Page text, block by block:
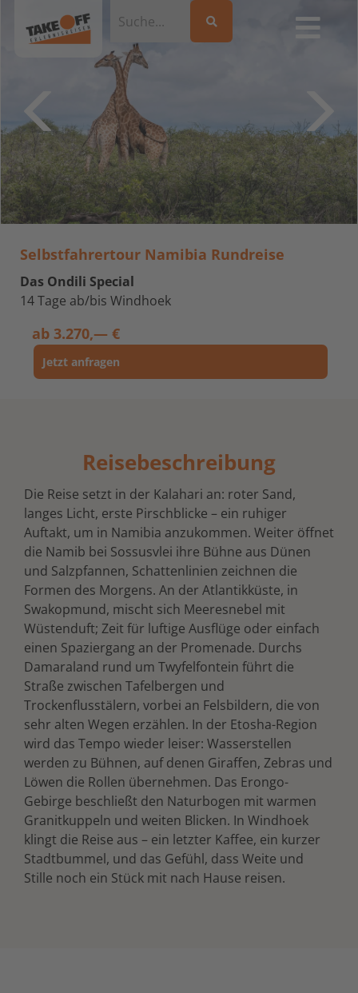
Selbstfahrertour Namibia Rundreise
Das Ondili Special
14 Tage ab/bis Windhoek
ab 3.270,— €
Jetzt anfragen
Reisebeschreibung
Die Reise setzt in der Kalahari an: roter Sand,
langes Licht, erste Pirschblicke – ein ruhiger
Auftakt, um in Namibia anzukommen. Weiter öffnet
die Namib bei Sossusvlei ihre Bühne aus Dünen
und Salzpfannen, Schattenlinien zeichnen die
Formen des Morgens. An der Atlantikküste, in
Swakopmund, mischt sich Meeresnebel mit
Wüstenduft; Zeit für luftige Ausflüge oder einfach
einen Spaziergang an der Promenade. Durchs
Damaraland rund um Twyfelfontein führt die
Straße zwischen Tafelbergen und
Trockenflusstälern, vorbei an Felsbildern, die von
sehr alten Wegen erzählen. In der Etosha-Region
wird das Tempo wieder leiser: Wasserstellen
werden zu Bühnen, auf denen Giraffen, Zebras und
Löwen die Rollen übernehmen. Das Erongo-
Gebirge beschließt den Naturbogen mit warmen
Granitkuppeln und weiten Blicken. In Windhoek
klingt die Reise aus – ein letzter Kaffee, ein kurzer
Stadtbummel, und das Gefühl, dass Weite und
Stille noch ein Stück mit nach Hause reisen.